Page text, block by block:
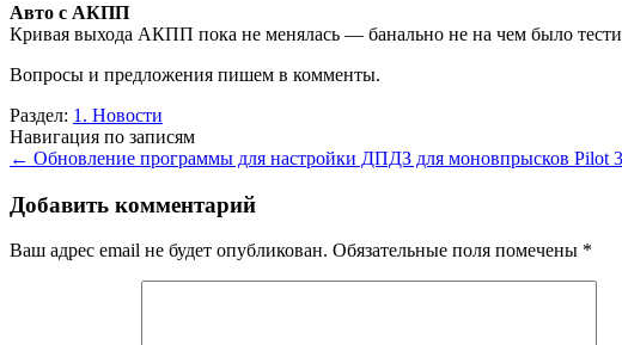
Авто с АКПП
Кривая выхода АКПП пока не менялась — банально не на чем было
Вопросы и предложения пишем в комменты.
Раздел: 1. Новости
Навигация по записям
← Обновление программы для настройки ДПДЗ для моновпрысков Pilot
Добавить комментарий
Ваш адрес email не будет опубликован. Обязательные поля помечены *